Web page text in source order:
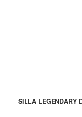
SILLA LEGENDARY